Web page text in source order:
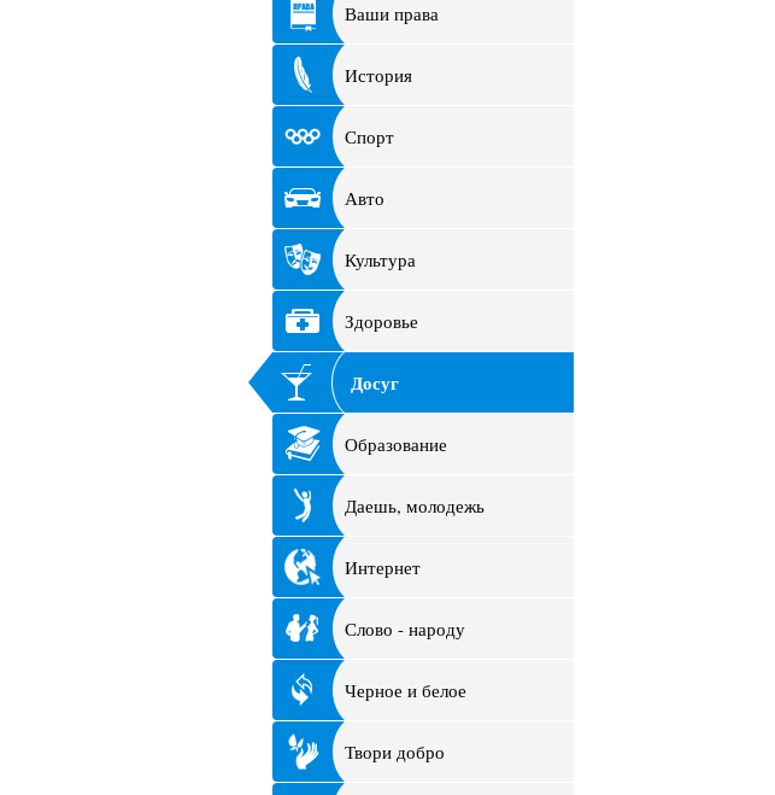
Ваши права
История
Спорт
Авто
Культура
Здоровье
Досуг
Образование
Даешь, молодежь
Интернет
Слово - народу
Черное и белое
Твори добро